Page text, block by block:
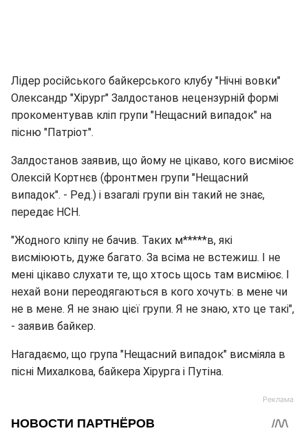
Лідер російського байкерського клубу "Нічні вовки"
Олександр "Хірург" Залдостанов нецензурній формі
прокоментував кліп групи "Нещасний випадок" на
пісню "Патріот".
Залдостанов заявив, що йому не цікаво, кого висміює
Олексій Кортнєв (фронтмен групи "Нещасний
випадок". - Ред.) і взагалі групи він такий не знає,
передає НСН.
"Жодного кліпу не бачив. Таких м*****в, які
висміюють, дуже багато. За всіма не встежиш. І не
мені цікаво слухати те, що хтось щось там висміює. І
нехай вони переодягаються в кого хочуть: в мене чи
не в мене. Я не знаю цієї групи. Я не знаю, хто це такі",
- заявив байкер.
Нагадаємо, що група "Нещасний випадок" висміяла в
пісні Михалкова, байкера Хірурга і Путіна.